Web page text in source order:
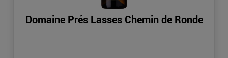
Domaine Prés Lasses Chemin de Ronde